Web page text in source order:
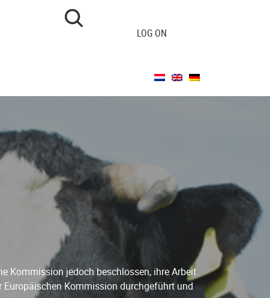
LOG ON
Kommission jedoch beschlossen, ihre Arbeit
Europäischen Kommission durchgeführt und